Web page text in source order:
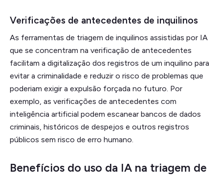
Verificações de antecedentes de inquilinos
As ferramentas de triagem de inquilinos assistidas por IA
que se concentram na verificação de antecedentes
facilitam a digitalização dos registros de um inquilino para
evitar a criminalidade e reduzir o risco de problemas que
poderiam exigir a expulsão forçada no futuro. Por
exemplo, as verificações de antecedentes com
inteligência artificial podem escanear bancos de dados
criminais, históricos de despejos e outros registros
públicos sem risco de erro humano.
Benefícios do uso da IA na triagem de